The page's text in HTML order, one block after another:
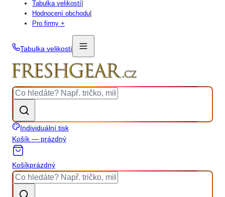
Tabulka velikostí
Hodnocení obchodu
Pro firmy +
Tabulka velikostí
Individuální tisk
Košík — prázdný
Košíkprázdný